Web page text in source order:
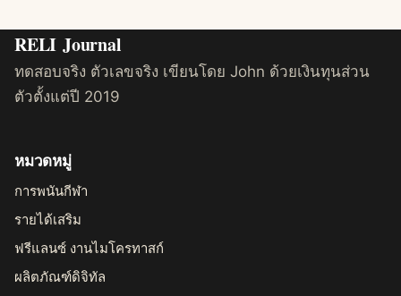
RELI Journal
ทดสอบจริง ตัวเลขจริง เขียนโดย John ด้วยเงินทุนส่วน
ตัวตั้งแต่ปี 2019
หมวดหมู่
การพนันกีฬา
รายได้เสริม
ฟรีแลนซ์ งานไมโครทาสก์
ผลิตภัณฑ์ดิจิทัล